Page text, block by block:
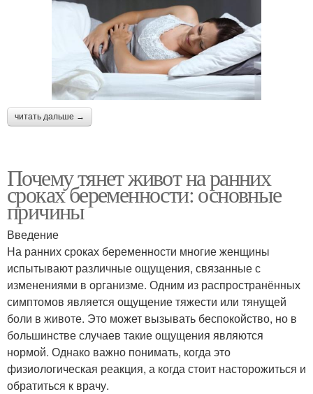
читать дальше →
Почему тянет живот на ранних
сроках беременности: основные
причины
Введение
На ранних сроках беременности многие женщины
испытывают различные ощущения, связанные с
изменениями в организме. Одним из распространённых
симптомов является ощущение тяжести или тянущей
боли в животе. Это может вызывать беспокойство, но в
большинстве случаев такие ощущения являются
нормой. Однако важно понимать, когда это
физиологическая реакция, а когда стоит насторожиться и
обратиться к врачу.